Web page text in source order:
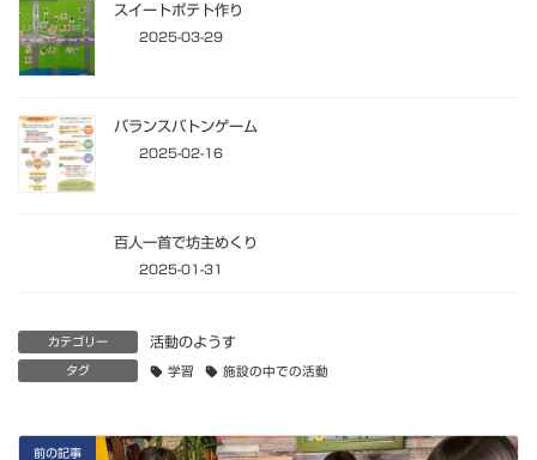
スイートポテト作り
2025-03-29
バランスバトンゲーム
2025-02-16
百人一首で坊主めくり
2025-01-31
カテゴリー 活動のようす
タグ 学習 施設の中での活動
前の記事